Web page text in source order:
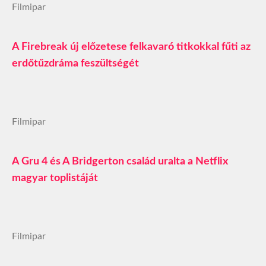
Filmipar
A Firebreak új előzetese felkavaró titkokkal fűti az
erdőtűzdráma feszültségét
Filmipar
A Gru 4 és A Bridgerton család uralta a Netflix
magyar toplistáját
Filmipar